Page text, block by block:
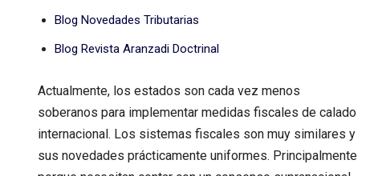
Blog Novedades Tributarias
Blog Revista Aranzadi Doctrinal
Actualmente, los estados son cada vez menos
soberanos para implementar medidas fiscales de calado
internacional. Los sistemas fiscales son muy similares y
sus novedades prácticamente uniformes. Principalmente